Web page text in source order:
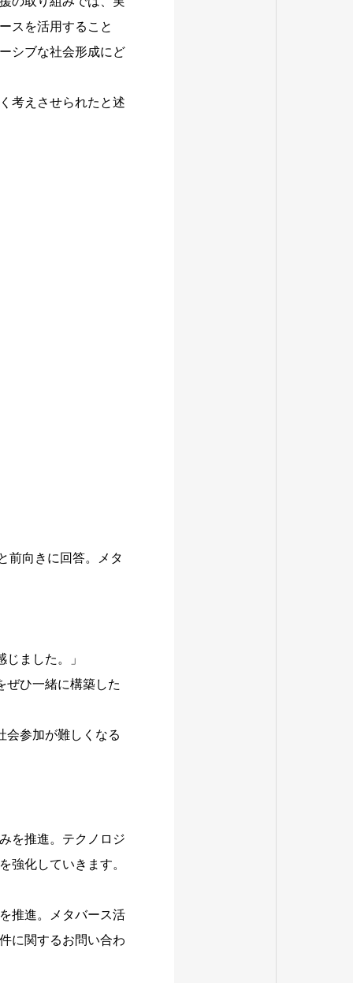
スを活用すること
シブな社会形成にど
考えさせられたと述
前向きに回答。メタ
ました。」
ぜひ一緒に構築した
会参加が難しくなる
を推進。テクノロジ
強化していきます。
推進。メタバース活
に関するお問い合わ